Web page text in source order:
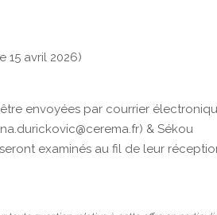
15 avril 2026)
envoyées par courrier
& Sékou
examinés au fil de leur